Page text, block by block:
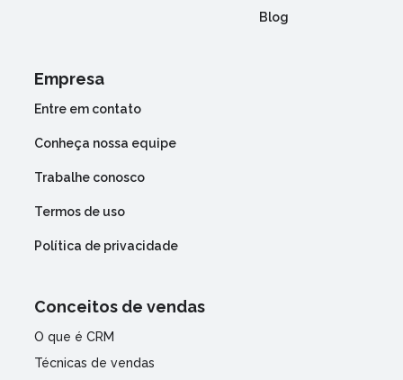
Blog
Empresa
Entre em contato
Conheça nossa equipe
Trabalhe conosco
Termos de uso
Política de privacidade
Conceitos de vendas
O que é CRM
Técnicas de vendas